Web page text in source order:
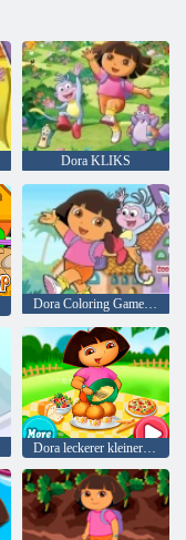
Dora KLIKS
Dora Coloring Game Ranger
Dora leckerer kleiner Kuchen